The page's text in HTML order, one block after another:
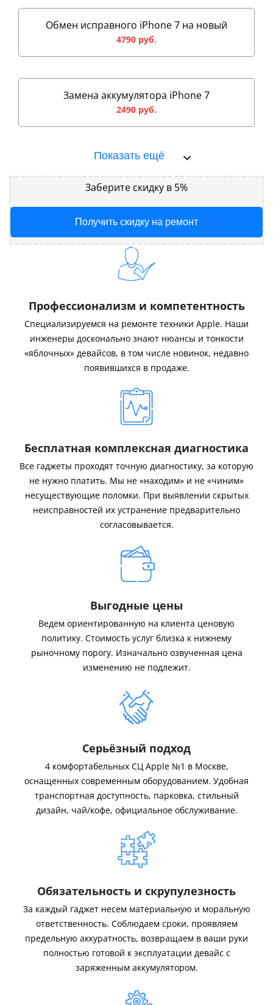
Обмен исправного iPhone 7 на новый
4790 руб.
Замена аккумулятора iPhone 7
2490 руб.
Показать ещё
Заберите скидку в 5%
Получить скидку на ремонт
Профессионализм и компетентность
Специализируемся на ремонте техники Apple. Наши
инженеры досконально знают нюансы и тонкости
«яблочных» девайсов, в том числе новинок, недавно
появившихся в продаже.
Бесплатная комплексная диагностика
Все гаджеты проходят точную диагностику, за которую
не нужно платить. Мы не «находим» и не «чиним»
несуществующие поломки. При выявлении скрытых
неисправностей их устранение предварительно
согласовывается.
Выгодные цены
Ведем ориентированную на клиента ценовую
политику. Стоимость услуг близка к нижнему
рыночному порогу. Изначально озвученная цена
изменению не подлежит.
Серьёзный подход
4 комфортабельных СЦ Apple №1 в Москве,
оснащенных современным оборудованием. Удобная
транспортная доступность, парковка, стильный
дизайн, чай/кофе, официальное обслуживание.
Обязательность и скрупулезность
За каждый гаджет несем материальную и моральную
ответственность. Соблюдаем сроки, проявляем
предельную аккуратность, возвращаем в ваши руки
полностью готовой к эксплуатации девайс с
заряженным аккумулятором.